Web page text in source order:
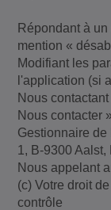
Répondant à
mention «
Modifiant les
l'application (si
Nous
Nous contacter
Gestionnaire
1, B-9300 Aalst,
Nous appelant
(c) Votre droit
contrôle